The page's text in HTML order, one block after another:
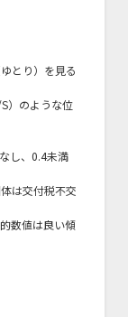
とり）を見る
）のような位
し、0.4未満
は交付税不交
数値は良い傾